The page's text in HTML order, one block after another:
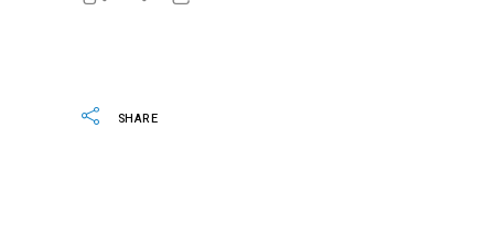
SHARE